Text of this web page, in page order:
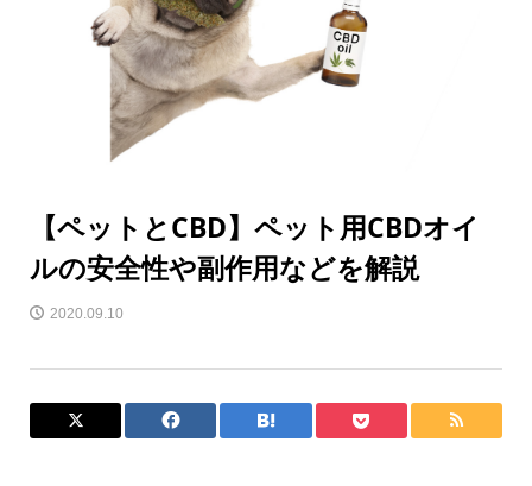
【ペットとCBD】ペット用CBDオイ
ルの安全性や副作用などを解説
2020.09.10